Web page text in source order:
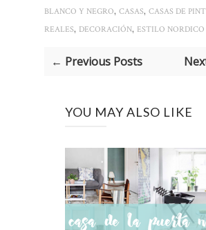
BLANCO Y NEGRO, CASAS, CASAS DE
REALES, DECORACIÓN, ESTILO NORDICO
← Previous Posts
YOU MAY ALSO LIKE